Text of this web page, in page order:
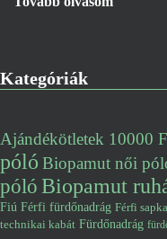
Kategóriák
Ajándékötletek 10000
póló Biopamut női
pólóBiopamut
Fiú Férfi fürdőnadrág Férfi sapka
technikai kabát Fürdőnadrág